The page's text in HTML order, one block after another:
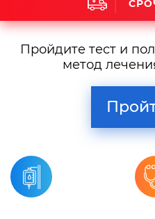
Пройдите тест и
метод